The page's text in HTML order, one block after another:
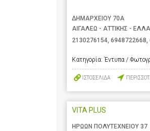
ΔΗΜΑΡΧΕΙΟΥ 70Α
ΑΙΓΑΛΕΩ - ΑΤΤΙΚΗΣ -
2130276154, 6948722668,
Κατηγορία: Έντυπα /
ΙΣΤΟΣΕΛΙΔΑ
VITA PLUS
ΗΡΩΩΝ ΠΟΛΥΤΕΧΝΕΙΟΥ 37